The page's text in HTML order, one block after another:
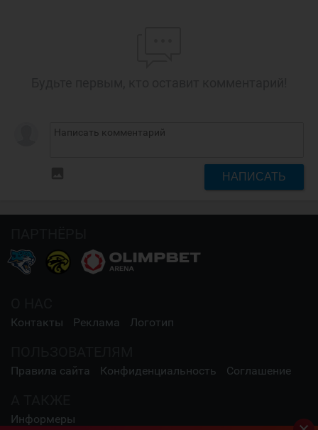
НАПИСАТЬ
Контакты Реклама Логотип
Правила сайта Конфиденциальность Соглашение
Информеры